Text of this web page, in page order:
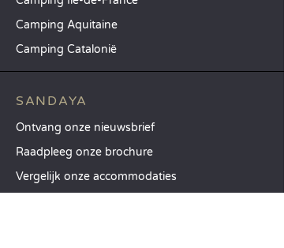
Camping Aquitaine
Camping Catalonië
SANDAYA
Ontvang onze nieuwsbrief
Raadpleeg onze brochure
Vergelijk onze accommodaties